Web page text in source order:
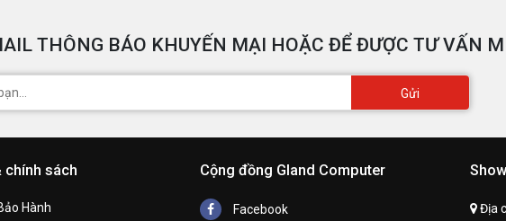
THÔNG BÁO KHUYẾN MẠI HOẶC ĐỂ ĐƯỢC TƯ VẤN
Gửi
chính sách
Hành
Cộng đồng Gland Computer
Facebook
Địa